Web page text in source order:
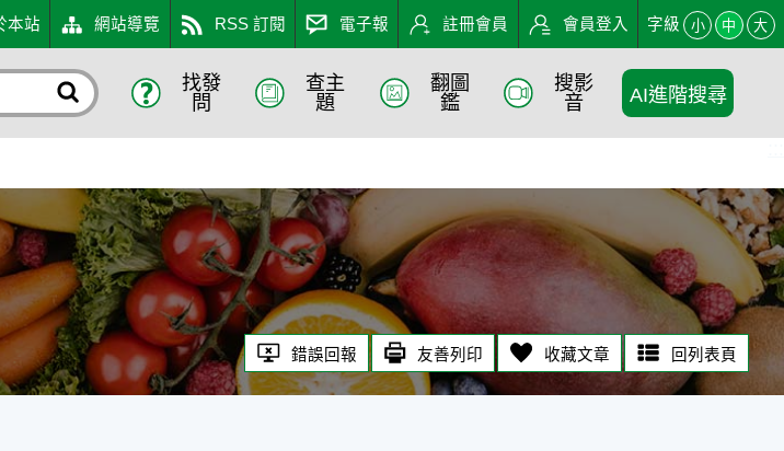
本站 網站導覽 RSS 訂閱 電子報 註冊會員 會員登入 字級 小 中 大
找發
問
查主
題
翻圖
鑑
搜影
音
AI進階搜尋
錯誤回報 友善列印 收藏文章 回列表頁